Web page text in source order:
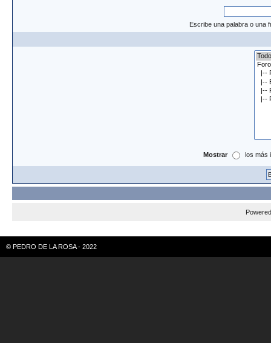
Escribe una palabra o una
Mostrar los más
© PEDRO DE LA ROSA - 2022